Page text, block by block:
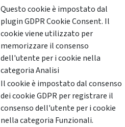
Questo cookie è impostato dal
plugin GDPR Cookie Consent. Il
cookie viene utilizzato per
memorizzare il consenso
dell'utente per i cookie nella
categoria Analisi
Il cookie è impostato dal consenso
dei cookie GDPR per registrare il
consenso dell'utente per i cookie
nella categoria Funzionali.